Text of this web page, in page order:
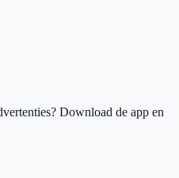
Download de app en